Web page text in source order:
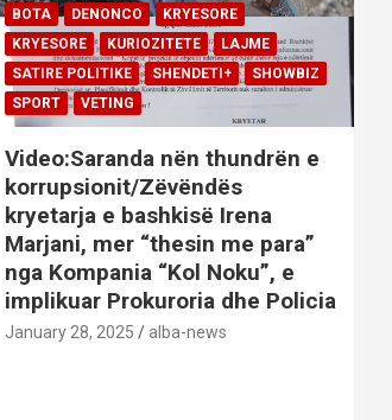
BOTA DENONCO
KRYESORE
KRYESORE
KURIOZITETE
LAJME
SATIRE POLITIKE
SHENDETI+
SHOWBIZ
SPORT
VETING
Video:Saranda nën thundrën e
korrupsionit/Zëvëndës
kryetarja e bashkisë Irena
Marjani, mer “thesin me para”
nga Kompania “Kol Noku”, e
implikuar Prokuroria dhe Policia
January 28, 2025 alba-news